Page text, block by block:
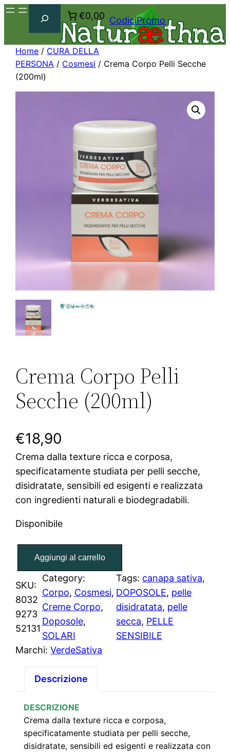
€0,00 CodiciPromo
Home / CURA DELLA
PERSONA / Cosmesi / Crema Corpo Pelli Secche
(200ml)
Crema Corpo Pelli
Secche (200ml)
€18,90
Crema dalla texture ricca e corposa,
specificatamente studiata per pelli secche,
disidratate, sensibili ed esigenti e realizzata
con ingredienti naturali e biodegradabili.
Disponibile
C
m
a
C
o
r
Aggiungi al carrello
SKU:
8032
9273
52131
Category:
Corpo, Cosmesi
Creme Corpo
Doposole
SOLARI
Tags: canapa sativa
DOPOSOLE, pelle
disidratata, pelle
secca, PELLE
SENSIBILE
Marchi:VerdeSativa
Descrizione
DESCRIZIONE
Crema dalla texture ricca e corposa,
specificatamente studiata per pelli secche,
disidratate, sensibili ed esigenti e realizzata con